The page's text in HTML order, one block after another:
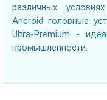
различных
Android головные
Ultra-Premium -
промышленности.